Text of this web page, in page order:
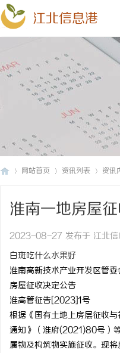
江北信息港
网站首页 资讯列表 资讯
淮南一地房屋征
2023-08-27 发布于 江北信
白斑吃什么水果好
淮南高新技术产业开发区管委
房屋征收决定公告
淮高管征告[2023]1号
根据《国有土地上房层征收
通知》（淮府(2021)80号）
属物及构筑物实施征收。现将